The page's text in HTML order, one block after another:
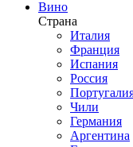
Вино
Страна
Италия
Франция
Испания
Россия
Чили
Германия
Аргентина